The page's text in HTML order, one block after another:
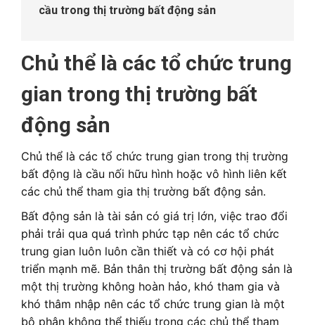
cầu trong thị trường bất động sản
Chủ thể là các tổ chức trung
gian trong thị trường bất
động sản
Chủ thể là các tổ chức trung gian trong thị trường
bất động là cầu nối hữu hình hoặc vô hình liên kết
các chủ thể tham gia thị trường bất động sản.
Bất động sản là tài sản có giá trị lớn, việc trao đổi
phải trải qua quá trình phức tạp nên các tổ chức
trung gian luôn luôn cần thiết và có cơ hội phát
triển mạnh mẽ. Bản thân thị trường bất động sản là
một thị trường không hoàn hảo, khó tham gia và
khó thâm nhập nên các tổ chức trung gian là một
bộ phận không thể thiếu trong các chủ thể tham